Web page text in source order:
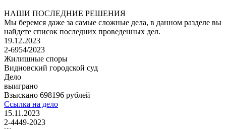
НАШИ ПОСЛЕДНИЕ РЕШЕНИЯ
Мы беремся даже за самые сложные дела, в данном разделе вы
найдете список последних проведенных дел.
19.12.2023
2-6954/2023
Жилишные споры
Видновский городской суд
Дело
выиграно
Взыскано 698196 рублей
Ссылка на дело
15.11.2023
2-4449-2023